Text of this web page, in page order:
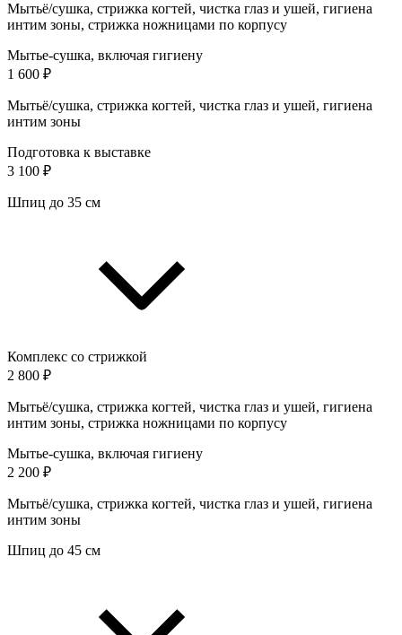
Мытьё/сушка, стрижка когтей, чистка глаз и ушей, гигиена
интим зоны, стрижка ножницами по корпусу
Мытье-сушка, включая гигиену
1 600 ₽
Мытьё/сушка, стрижка когтей, чистка глаз и ушей, гигиена
интим зоны
Подготовка к выставке
3 100 ₽
Шпиц до 35 см
Комплекс со стрижкой
2 800 ₽
Мытьё/сушка, стрижка когтей, чистка глаз и ушей, гигиена
интим зоны, стрижка ножницами по корпусу
Мытье-сушка, включая гигиену
2 200 ₽
Мытьё/сушка, стрижка когтей, чистка глаз и ушей, гигиена
интим зоны
Шпиц до 45 см